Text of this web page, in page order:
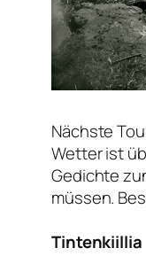
Nächste
Wetter ist
Gedichte
müssen.
Tintenkiillia